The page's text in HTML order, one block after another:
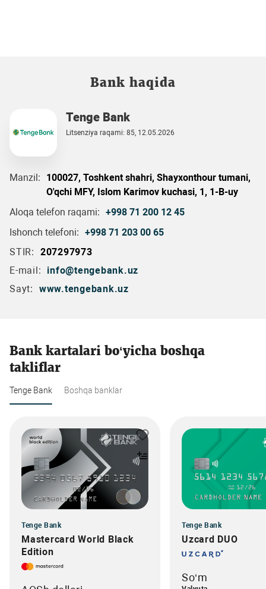
Bank haqida
Tenge Bank
Litsenziya raqami: 85, 12.05.2026
Manzil:
100027, Toshkent shahri, Shayxonthour tumani,
O'qсhi MFY, Islom Karimov kuchasi, 1, 1-B-uy
Aloqa telefon raqami: +998 71 200 12 45
Ishonch telefoni: +998 71 203 00 65
STIR:
207297973
E-mail:
info@tengebank.uz
Sayt:
www.tengebank.uz
Bank kartalari bo‘yicha boshqa
takliflar
Tenge Bank Boshqa banklar
Tenge Bank
Mastercard World Black
Edition
Tenge Bank
Uzcard DUO
So‘m